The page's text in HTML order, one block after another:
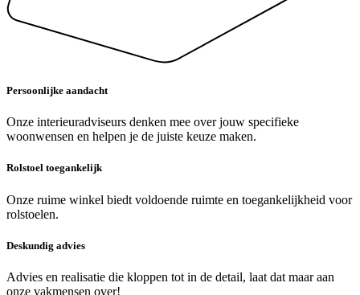
Persoonlijke aandacht
Onze interieuradviseurs denken mee over jouw specifieke
woonwensen en helpen je de juiste keuze maken.
Rolstoel toegankelijk
Onze ruime winkel biedt voldoende ruimte en toegankelijkheid voor
rolstoelen.
Deskundig advies
Advies en realisatie die kloppen tot in de detail, laat dat maar aan
onze vakmensen over!